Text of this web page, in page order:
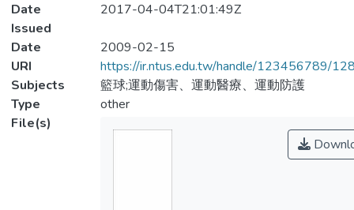
Date
Issued
2017-04-04T21:01:49Z
Date
2009-02-15
URI
https://ir.ntus.edu.tw/handle/123456789/
Subjects
籃球;運動傷害、運動醫療、運動防護
Type
other
File(s)